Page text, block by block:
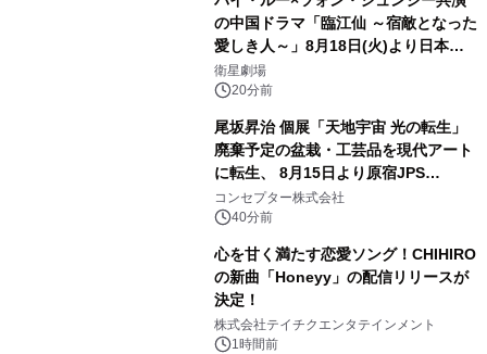
の中国ドラマ「臨江仙 ～宿敵となった
愛しき人～」8月18日(火)より日本初
放送！YouTubeにて8月11日(火)より
第1話期間限定公開！CS衛星劇場
衛星劇場
20分前
尾坂昇治 個展「天地宇宙 光の転生」
廃棄予定の盆栽・工芸品を現代アート
に転生、 8月15日より原宿JPS
Galleryにて約30点を展示
コンセプター株式会社
40分前
心を甘く満たす恋愛ソング！CHIHIRO
の新曲「Honeyy」の配信リリースが
決定！
株式会社テイチクエンタテインメント
1時間前